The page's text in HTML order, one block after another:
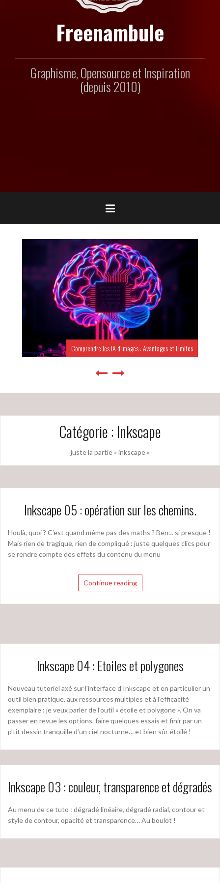
Freenambule
Graphisme, Opensource et Inspiration
(depuis 2010)
Comprendre les IA d’Images : Avantages et Limites
Catégorie : Inkscape
juste la partie « inkscape »
Inkscape 05 : opération sur les chemins.
Houlà, quoi ? C’est quand même pas des maths ? Ben… si presque !
Mais rien de tragique, rien de compliqué : juste quelques clics pour
se rendre compte des effets du contenu du menu
Continue reading
Inkscape 04 : Etoiles et polygones
Nouveau tutoriel axé sur l’interface d’Inkscape et en particulier un
outil bien pratique, aux ressources multiples et à l’efficacité
exemplaire : je veux parler de l’outil « étoile et polygone ». On va
passer en revue les options, faire quelques essais et finir par un
p’tit dessin tranquille d’un ciel nocturne… et bien sûr étoilé !
Inkscape 03 : couleur, transparence et dégradés
Au menu de ce tuto : dégradé linéaire, dégradé radial, contour et
style de contour, opacité et transparence… Au boulot !